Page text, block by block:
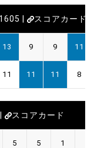
| スコアカード
13 9 9 11
11 11 11 8
スコアカード
5 5 1